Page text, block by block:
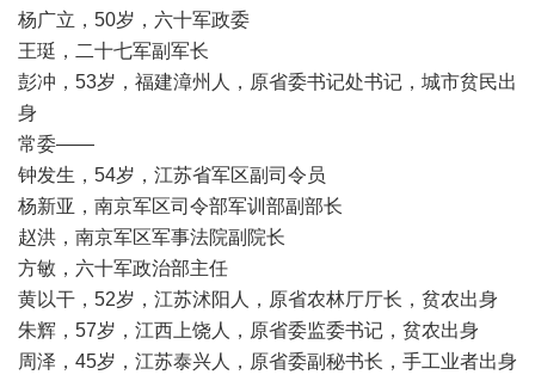
杨广立，50岁，六十军政委
王珽，二十七军副军长
彭冲，53岁，福建漳州人，原省委书记处书记，城市贫民出
身
常委——
钟发生，54岁，江苏省军区副司令员
杨新亚，南京军区司令部军训部副部长
赵洪，南京军区军事法院副院长
方敏，六十军政治部主任
黄以干，52岁，江苏沭阳人，原省农林厅厅长，贫农出身
朱辉，57岁，江西上饶人，原省委监委书记，贫农出身
周泽，45岁，江苏泰兴人，原省委副秘书长，手工业者出身